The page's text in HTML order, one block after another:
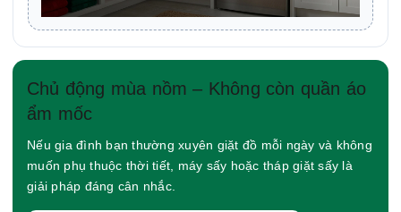
Chủ động mùa nồm – Không còn quần áo
ẩm mốc
Nếu gia đình bạn thường xuyên giặt đồ mỗi ngày và không
muốn phụ thuộc thời tiết, máy sấy hoặc tháp giặt sấy là
giải pháp đáng cân nhắc.